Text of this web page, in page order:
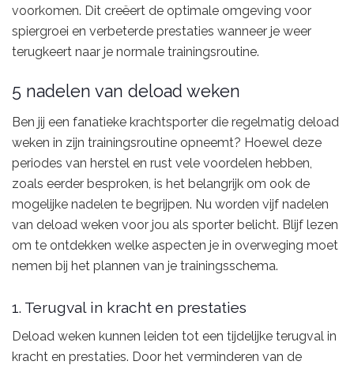
voorkomen. Dit creëert de optimale omgeving voor
spiergroei en verbeterde prestaties wanneer je weer
terugkeert naar je normale trainingsroutine.
5 nadelen van deload weken
Ben jij een fanatieke krachtsporter die regelmatig deload
weken in zijn trainingsroutine opneemt? Hoewel deze
periodes van herstel en rust vele voordelen hebben,
zoals eerder besproken, is het belangrijk om ook de
mogelijke nadelen te begrijpen. Nu worden vijf nadelen
van deload weken voor jou als sporter belicht. Blijf lezen
om te ontdekken welke aspecten je in overweging moet
nemen bij het plannen van je trainingsschema.
1. Terugval in kracht en prestaties
Deload weken kunnen leiden tot een tijdelijke terugval in
kracht en prestaties. Door het verminderen van de